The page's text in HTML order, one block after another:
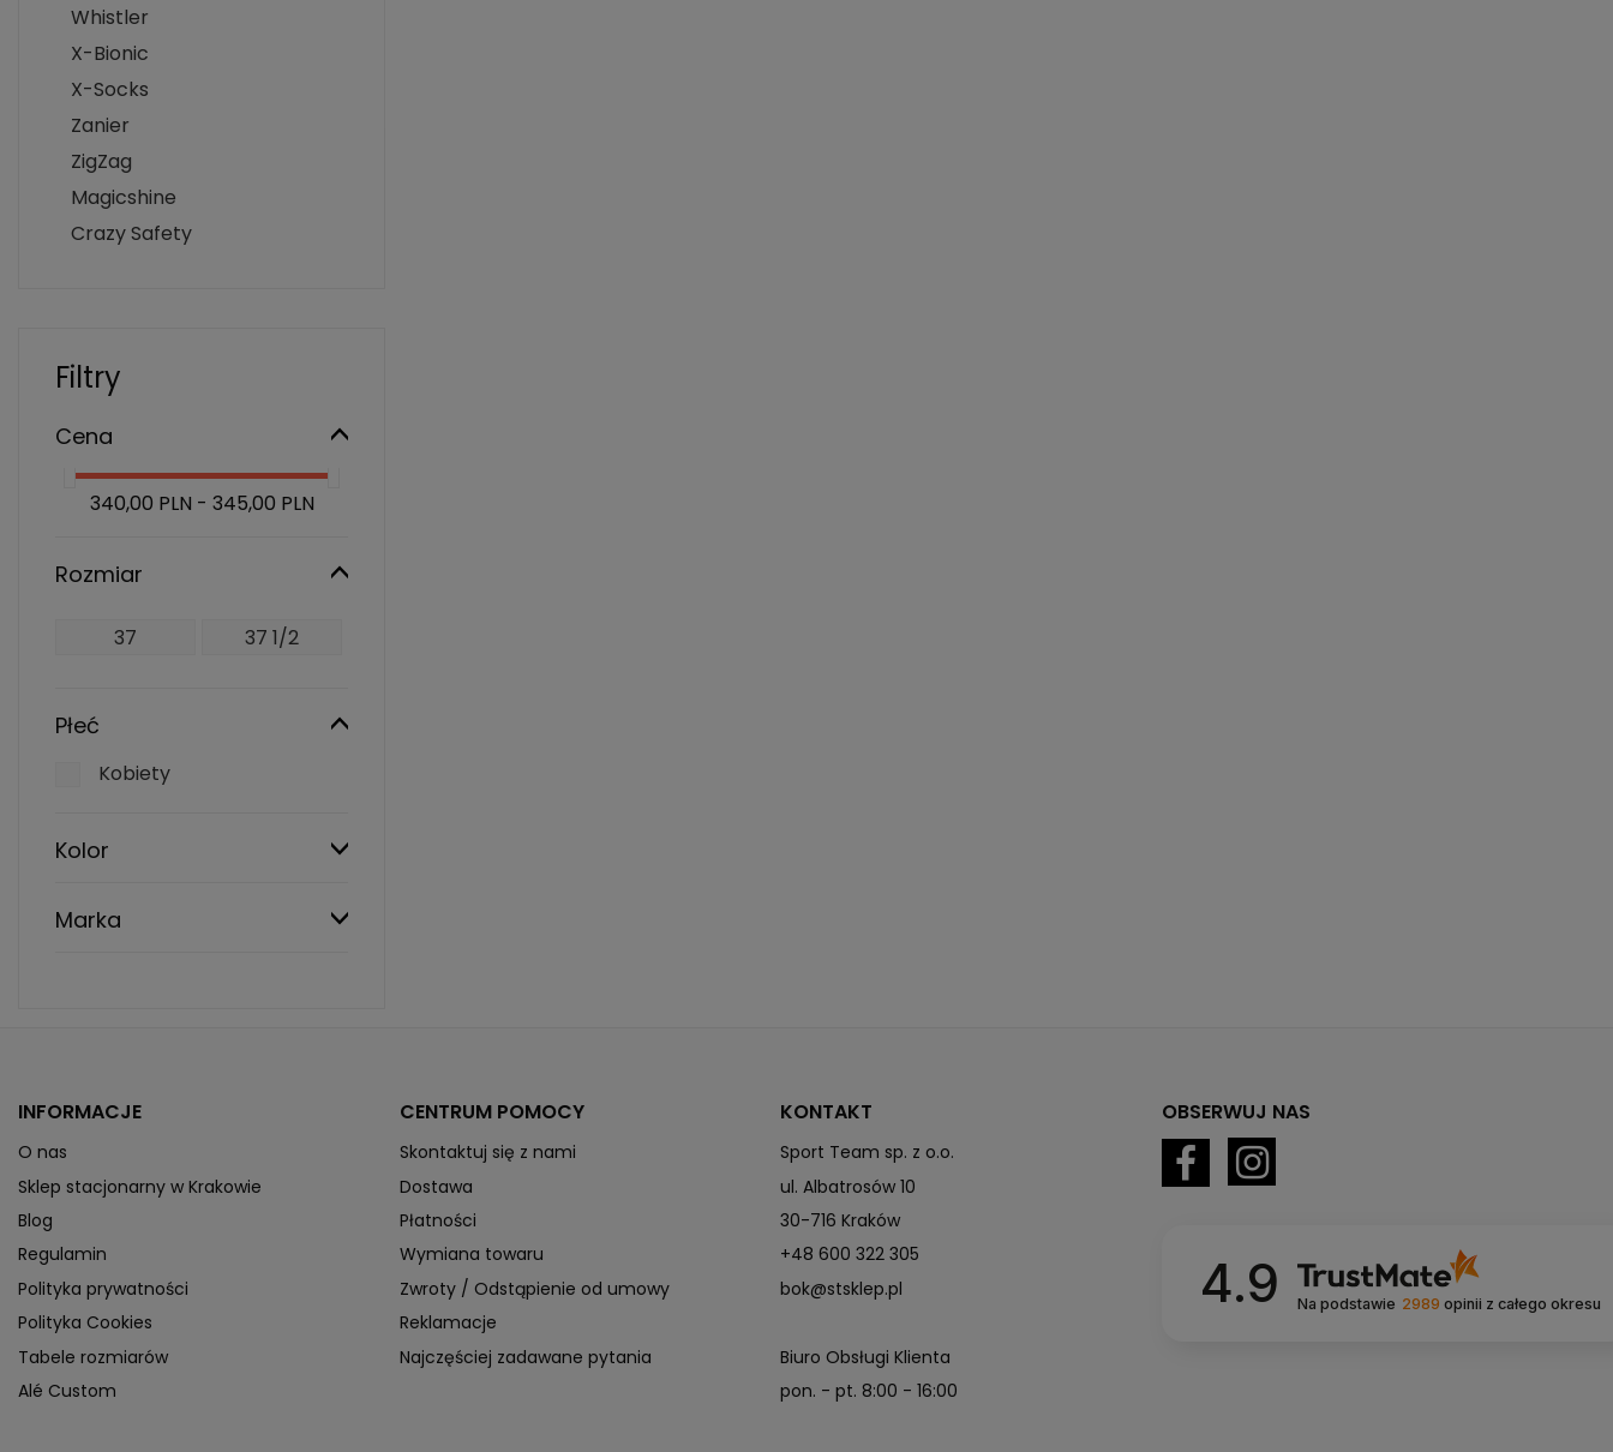
Whistler
X-Bionic
X-Socks
Zanier
ZigZag
Magicshine
Crazy Safety
Filtry
Cena
340,00 PLN - 345,00 PLN
Rozmiar
37 37 1/2
Płeć
Kobiety
Kolor
Marka
INFORMACJE
O nas
Sklep stacjonarny w Krakowie
Blog
Regulamin
Polityka prywatności
Polityka Cookies
Tabele rozmiarów
Alé Custom
CENTRUM POMOCY
Skontaktuj się z nami
Dostawa
Płatności
Wymiana towaru
Zwroty / Odstąpienie od umowy
Reklamacje
Najczęściej zadawane pytania
KONTAKT
Sport Team sp. z o.o.
ul. Albatrosów 10
30-716 Kraków
+48 600 322 305
bok@stsklep.pl
Biuro Obsługi Klienta
pon. - pt. 8:00 - 16:00
OBSERWUJ NAS
4.9 Na podstawie 2989 opinii z całego okresu